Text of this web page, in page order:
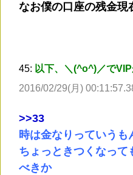
なお僕の口座の残金現
45: 以下、＼(^o^)／で
2016/02/29(月)
>>33
時は金なりっていうも
ちょっときつくなっ
べきか